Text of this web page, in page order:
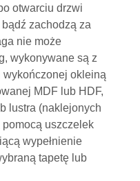
otwarciu drzwi
zachodzą za
nie może
wykonywane są z
wykończonej okleiną
MDF lub HDF,
lustra (naklejonych
pomocą uszczelek
wypełnienie
tapetę lub